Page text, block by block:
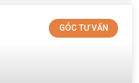
GÓC TƯ VẤN